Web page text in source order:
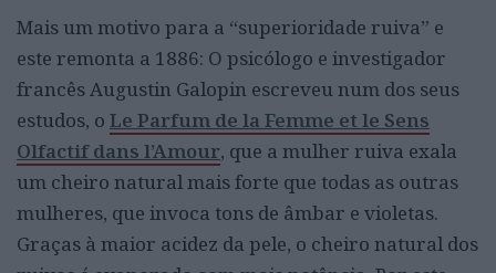
Mais um motivo para a “superioridade ruiva” e
este remonta a 1886: O psicólogo e investigador
francêsAugustin Galopin escreveu num dos seus
estudos, o Le Parfum de la Femme et le Sens
Olfactif dans l’Amour, que a mulher ruiva exala
um cheiro natural mais forte que todas as outras
mulheres, que invoca tons de âmbar e violetas.
Graças à maior acidez da pele, o cheiro natural dos